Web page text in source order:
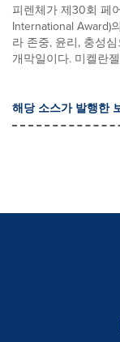
피렌체가 제30회 페
International Award)
라 존중, 윤리, 충성
개막일이다. 미켈란
해당 소스가 발행한